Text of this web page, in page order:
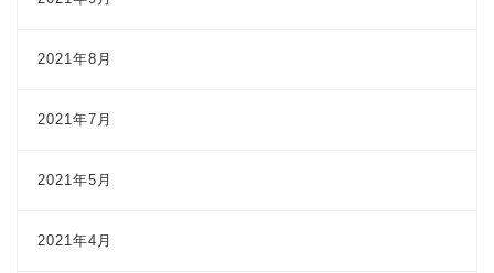
2021年8月
2021年7月
2021年5月
2021年4月